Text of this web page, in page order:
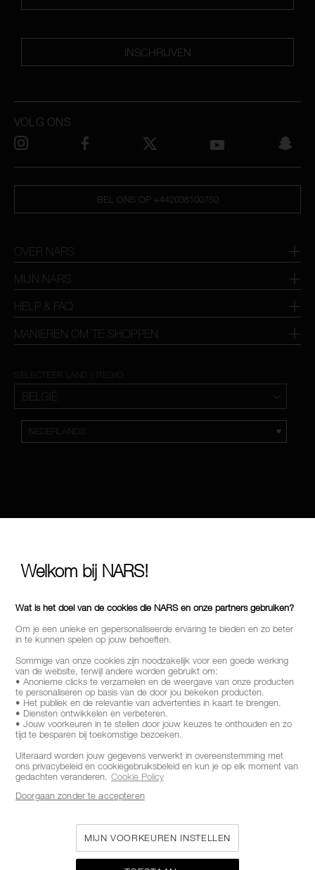
INSCHRIJVEN
BEL ONS OP +442038100750
OVER NARS
MIJN NARS
HELP & FAQ
MANIEREN OM TE SHOPPEN
VOLG ONS
SELECTEER LAND / REGIO
Welkom bij NARS!
Wat is het doel van de cookies die NARS en onze partners gebruiken?
Om je een unieke en gepersonaliseerde ervaring te bieden en zo beter
in te kunnen spelen op jouw behoeften.
Sommige van onze cookies zijn noodzakelijk voor een goede werking
van de website, terwijl andere worden gebruikt om:
• Anonieme clicks te verzamelen en de weergave van onze producten
te personaliseren op basis van de door jou bekeken producten.
• Het publiek en de relevantie van advertenties in kaart te brengen.
• Diensten ontwikkelen en verbeteren.
• Jouw voorkeuren in te stellen door jouw keuzes te onthouden en zo
tijd te besparen bij toekomstige bezoeken.
Uiteraard worden jouw gegevens verwerkt in overeenstemming met
ons privacybeleid en cookiegebruiksbeleid en kun je op elk moment van
gedachten veranderen. Cookie Policy
MIJN VOORKEUREN INSTELLEN
Doorgaan zonder te accepteren